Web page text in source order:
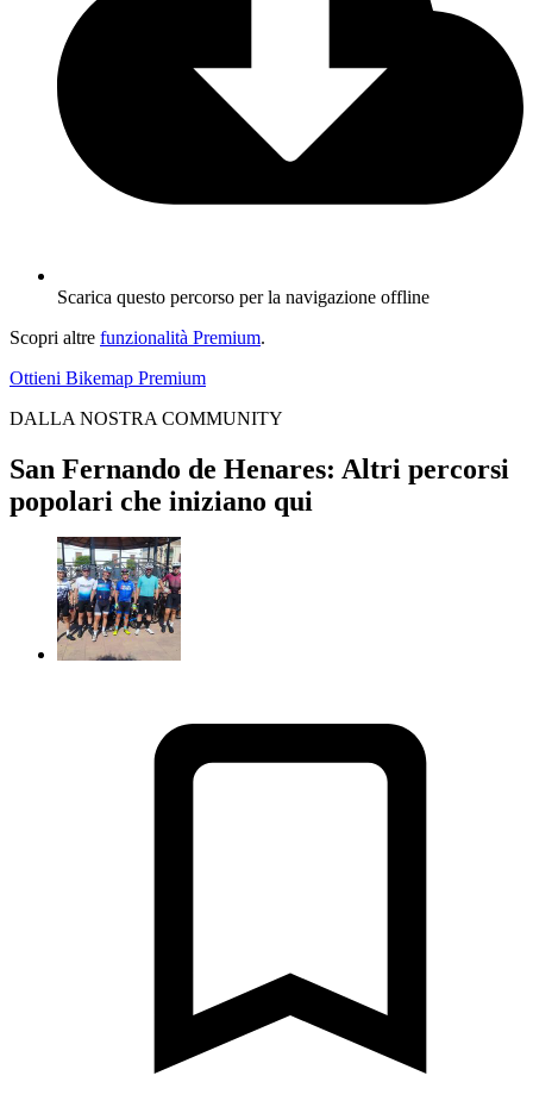
Scarica questo percorso per la navigazione offline
Scopri altre funzionalità Premium.
Ottieni Bikemap Premium
DALLA NOSTRA COMMUNITY
San Fernando de Henares: Altri percorsi
popolari che iniziano qui